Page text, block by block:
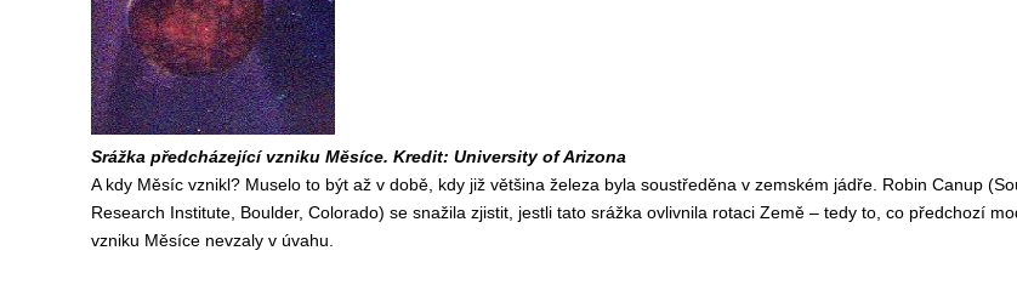
Srážka předcházející vzniku Měsíce. Kredit: University of Arizona
A kdy Měsíc vznikl? Muselo to být až v době, kdy již většina železa byla soustředěna v zemském jádře. Robin Canup
Research Institute, Boulder, Colorado) se snažila zjistit, jestli tato srážka ovlivnila rotaci Země – tedy to, co předchozí
vzniku Měsíce nevzaly v úvahu.